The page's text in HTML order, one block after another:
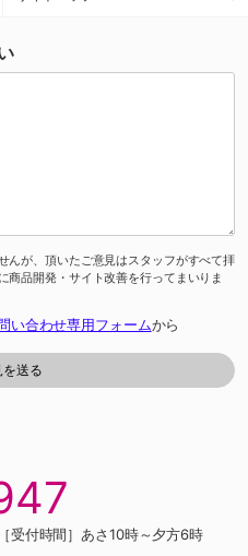
んが、頂いたご意見はスタッフがすべて拝
商品開発・サイト改善を行ってまいりま
い合わせ専用フォームから
受付時間］あさ10時～夕方6時